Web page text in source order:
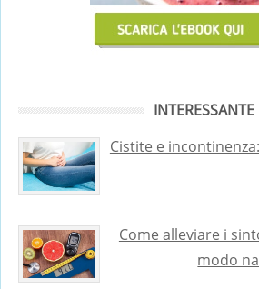
INTERESSANTE
Cistite e
Come alleviare i
modo